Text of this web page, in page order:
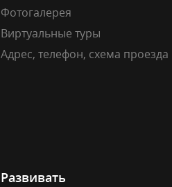
Фотогалерея
Виртуальные туры
Адрес, телефон, схема проезда
Развивать